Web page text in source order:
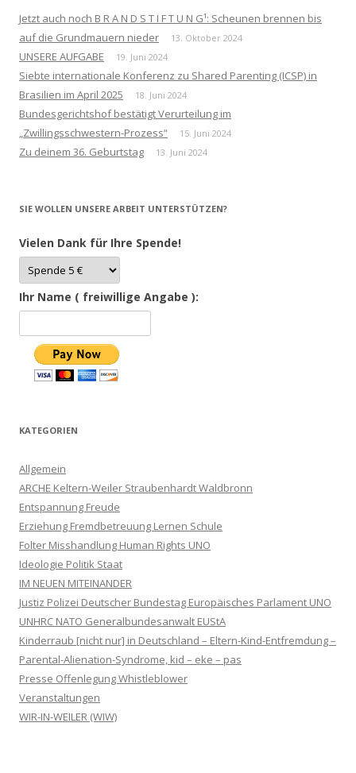
Jetzt auch noch B R A N D S T I F T U N G¹: Scheunen brennen bis
auf die Grundmauern nieder
13. Oktober 2024
UNSERE AUFGABE 19. Juni 2024
Siebte internationale Konferenz zu Shared Parenting (ICSP) in
Brasilien im April 2025
18. Juni 2024
Bundesgerichtshof bestätigt Verurteilung im
„Zwillingsschwestern-Prozess“
15. Juni 2024
Zu deinem 36. Geburtstag 13. Juni 2024
SIE WOLLEN UNSERE ARBEIT UNTERSTÜTZEN?
Vielen Dank für Ihre Spende!
Ihr Name ( freiwillige Angabe ):
KATEGORIEN
Allgemein
ARCHE Keltern-Weiler Straubenhardt Waldbronn
Entspannung Freude
Erziehung Fremdbetreuung Lernen Schule
Folter Misshandlung Human Rights UNO
Ideologie Politik Staat
IM NEUEN MITEINANDER
Justiz Polizei Deutscher Bundestag Europäisches Parlament UNO
UNHRC NATO Generalbundesanwalt EUStA
Kinderraub [nicht nur] in Deutschland – Eltern-Kind-Entfremdung –
Parental-Alienation-Syndrome, kid – eke – pas
Presse Offenlegung Whistleblower
Veranstaltungen
WIR-IN-WEILER (WIW)